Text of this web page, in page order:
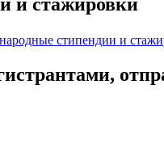
и стажировки
стипендии и